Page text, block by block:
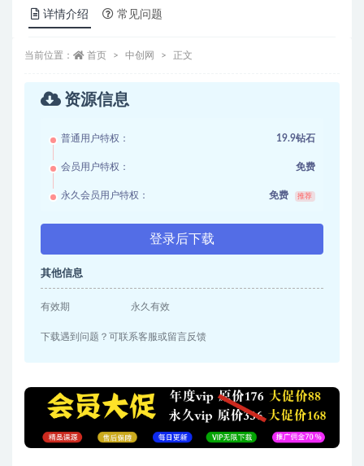
详情介绍 常见问题
当前位置： 首页 中创网 正文
资源信息
普通用户特权： 19.9钻石
会员用户特权： 免费
永久会员用户特权： 免费 推荐
登录后下载
其他信息
有效期 永久有效
下载遇到问题？可联系客服或留言反馈